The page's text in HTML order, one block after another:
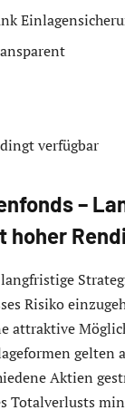
verfügbar
–
hoher
Risiko
attraktive
gelten
Aktien
Totalverlusts